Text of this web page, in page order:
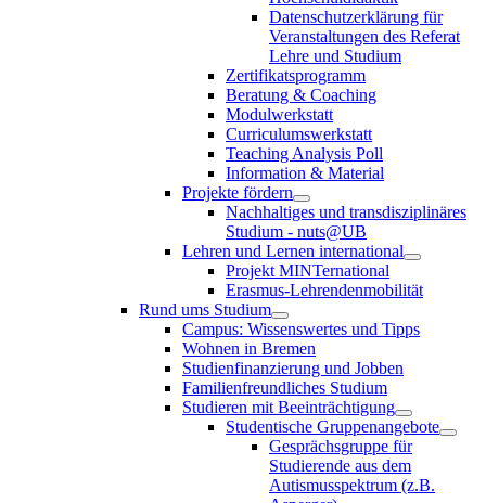
Datenschutzerklärung für
Veranstaltungen des Referat
Lehre und Studium
Zertifikatsprogramm
Beratung & Coaching
Modulwerkstatt
Curriculumswerkstatt
Teaching Analysis Poll
Information & Material
Projekte fördern
Nachhaltiges und transdisziplinäres
Studium - nuts@UB
Lehren und Lernen international
Projekt MINTernational
Erasmus-Lehrendenmobilität
Rund ums Studium
Campus: Wissenswertes und Tipps
Wohnen in Bremen
Studienfinanzierung und Jobben
Familienfreundliches Studium
Studieren mit Beeinträchtigung
Studentische Gruppenangebote
Gesprächsgruppe für
Studierende aus dem
Autismusspektrum (z.B.